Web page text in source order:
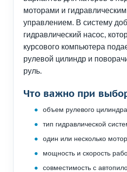
моторами и
управлением. В систему
гидравлический насос,
курсового компьютера
рулевой цилиндр и
руль.
Что важно при
объем рулевого
тип гидравлической
один или несколько
мощность и скорость
совместимость с